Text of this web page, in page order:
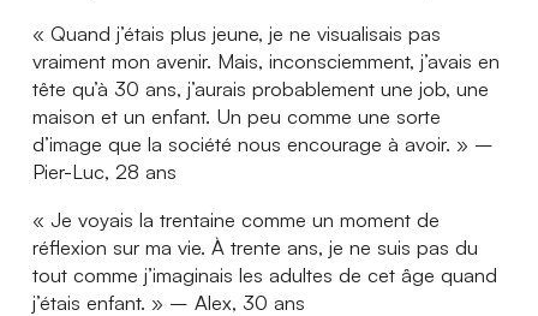
« Quand j’étais plus jeune, je ne visualisais pas
vraiment mon avenir. Mais, inconsciemment, j’avais en
tête qu’à 30 ans, j’aurais probablement une job, une
maison et un enfant. Un peu comme une sorte
d’image que la société nous encourage à avoir. » –
Pier-Luc, 28 ans
« Je voyais la trentaine comme un moment de
réflexion sur ma vie. À trente ans, je ne suis pas du
tout comme j’imaginais les adultes de cet âge quand
j’étais enfant. » – Alex, 30 ans